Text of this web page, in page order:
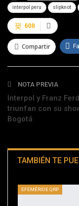
interpol peru slipknot
608
Compartir
NOTA PREVIA
Interpol y Franz
triunfan con su
Bogotá
TAMBIÉN TE
EFEMÉRIDE QRP